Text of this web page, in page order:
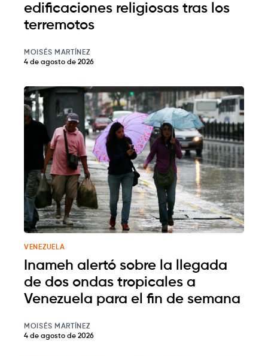
edificaciones religiosas tras los
terremotos
MOISÉS MARTÍNEZ
4 de agosto de 2026
VENEZUELA
Inameh alertó sobre la llegada
de dos ondas tropicales a
Venezuela para el fin de semana
MOISÉS MARTÍNEZ
4 de agosto de 2026